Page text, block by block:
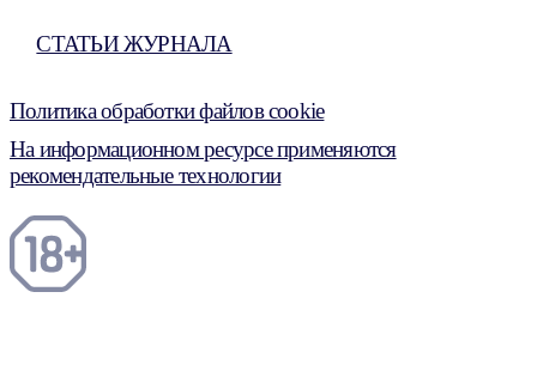
СТАТЬИ ЖУРНАЛА
Политика обработки файлов cookie
На информационном ресурсе применяются
рекомендательные технологии